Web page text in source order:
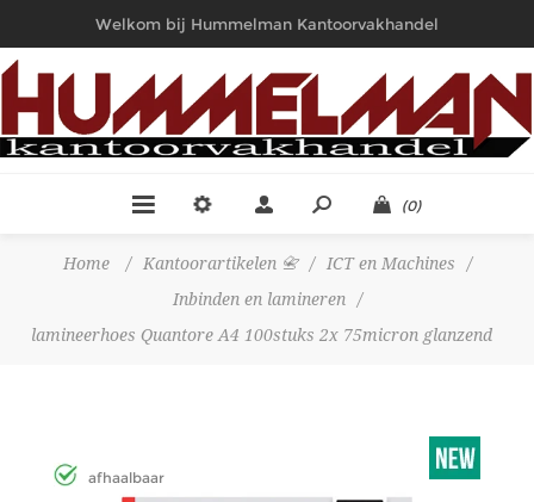
Welkom bij Hummelman Kantoorvakhandel
(0)
Home / Kantoorartikelen 📇 / ICT en Machines
/
Inbinden en lamineren
/
lamineerhoes Quantore A4 100stuks 2x 75micron glanzend
afhaalbaar